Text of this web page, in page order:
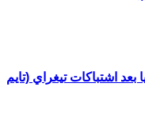
بعد اشتباكات تيغراي (تايم